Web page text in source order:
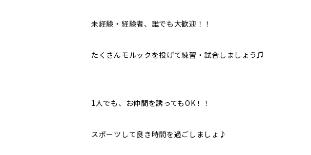
未経験・経験者、誰でも大歓迎！！
たくさんモルックを投げて練習・試合しましょう♫
1人でも、お仲間を誘ってもOK！！
スポーツして良き時間を過ごしましょ♪